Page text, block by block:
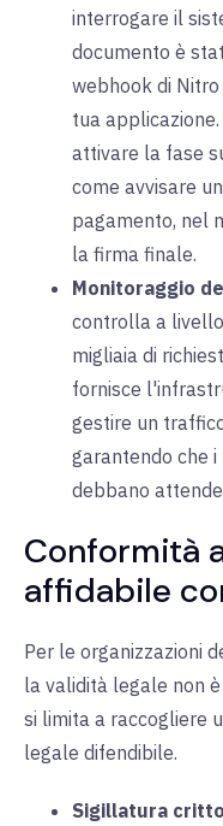
interrogare il
documento è
webhook di
tua
attivare la fase
come avvisare
pagamento, nel
la firma finale.
Monitoraggio
controlla a
migliaia di
fornisce
gestire un
garantendo che
debbano
Conformità
affidabile
Per le organizzazioni
la validità legale non
si limita a raccogliere
legale difendibile.
Sigillatura